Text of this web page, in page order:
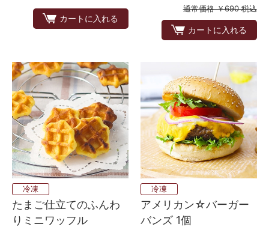
カートに入れる
通常価格 ￥690 税込
カートに入れる
冷凍
たまご仕立てのふんわ
りミニワッフル
冷凍
アメリカン☆バーガー
バンズ 1個